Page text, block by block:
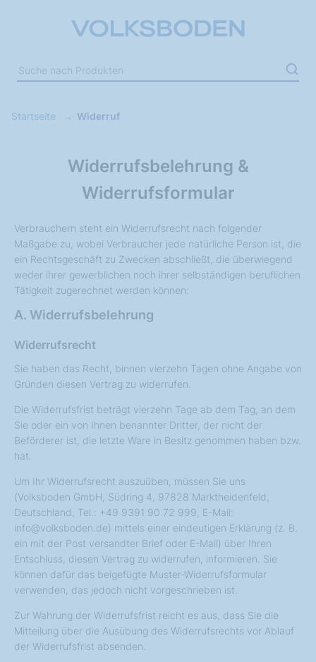
Startseite Widerruf
Widerrufsbelehrung &
Widerrufsformular
Verbrauchern steht ein Widerrufsrecht nach folgender
Maßgabe zu, wobei Verbraucher jede natürliche Person ist, die
ein Rechtsgeschäft zu Zwecken abschließt, die überwiegend
weder ihrer gewerblichen noch ihrer selbständigen beruflichen
Tätigkeit zugerechnet werden können:
A. Widerrufsbelehrung
Widerrufsrecht
Sie haben das Recht, binnen vierzehn Tagen ohne Angabe von
Gründen diesen Vertrag zu widerrufen.
Die Widerrufsfrist beträgt vierzehn Tage ab dem Tag, an dem
Sie oder ein von Ihnen benannter Dritter, der nicht der
Beförderer ist, die letzte Ware in Besitz genommen haben bzw.
hat.
Um Ihr Widerrufsrecht auszuüben, müssen Sie uns
(Volksboden GmbH, Südring 4, 97828 Marktheidenfeld,
Deutschland, Tel.: +49 9391 90 72 999, E-Mail:
info@volksboden.de) mittels einer eindeutigen Erklärung (z. B.
ein mit der Post versandter Brief oder E-Mail) über Ihren
Entschluss, diesen Vertrag zu widerrufen, informieren. Sie
können dafür das beigefügte Muster-Widerrufsformular
verwenden, das jedoch nicht vorgeschrieben ist.
Zur Wahrung der Widerrufsfrist reicht es aus, dass Sie die
Mitteilung über die Ausübung des Widerrufsrechts vor Ablauf
der Widerrufsfrist absenden.